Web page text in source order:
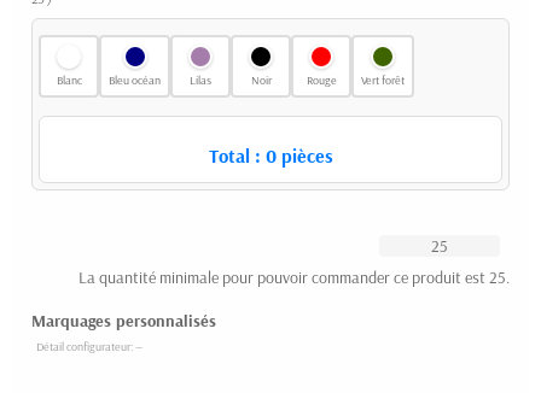
Blanc Bleu océan Lilas Noir Rouge Vert forêt
Total : 0pièces
La quantité minimale pour pouvoir commander ce produit est 25.
Marquages personnalisés